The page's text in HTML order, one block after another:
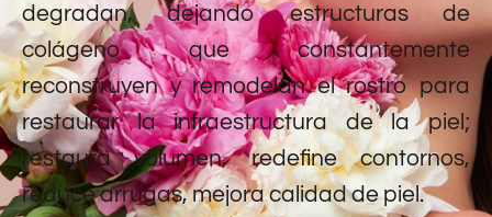
degradan, dejando estructuras de
colágeno que constantemente
reconstruyen y remodelan el rostro para
restaurar la infraestructura de la piel;
restaura volumen, redefine contornos,
reduce arrugas, mejora calidad de piel.